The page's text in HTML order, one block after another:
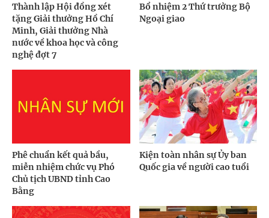
Thành lập Hội đồng xét
tặng Giải thưởng Hồ Chí
Minh, Giải thưởng Nhà
nước về khoa học và công
nghệ đợt 7
Bổ nhiệm 2 Thứ trưởng Bộ
Ngoại giao
Phê chuẩn kết quả bầu,
miễn nhiệm chức vụ Phó
Chủ tịch UBND tỉnh Cao
Bằng
Kiện toàn nhân sự Ủy ban
Quốc gia về người cao tuổi